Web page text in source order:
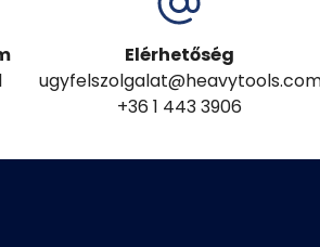
Elérhetőség
+36 1 443 3906